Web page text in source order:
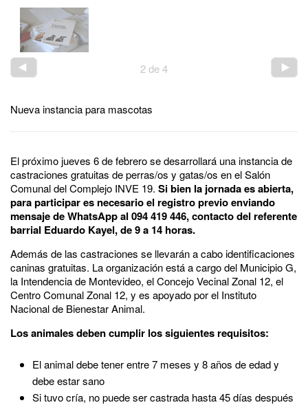
2de4
Nueva instancia para mascotas
El próximo jueves 6 de febrero se desarrollará una instancia de
castraciones gratuitas de perras/os y gatas/os en el Salón
Comunal del Complejo INVE 19. Si bien la jornada es abierta,
para participar es necesario el registro previo enviando
mensaje de WhatsApp al 094 419 446, contacto del referente
barrial Eduardo Kayel, de 9 a 14 horas.
Además de las castraciones se llevarán a cabo identificaciones
caninas gratuitas. La organización está a cargo del Municipio G,
la Intendencia de Montevideo, el Concejo Vecinal Zonal 12, el
Centro Comunal Zonal 12, y es apoyado por el Instituto
Nacional de Bienestar Animal.
Los animales deben cumplir los siguientes requisitos:
El animal debe tener entre 7 meses y 8 años de edad y
debe estar sano
Si tuvo cría, no puede ser castrada hasta 45 días después